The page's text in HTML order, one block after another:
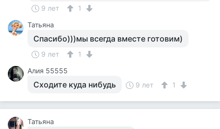
9 лет
1
Татьяна
Спасибо)))мы всегда вместе готовим)
9 лет
1
Алия 55555
Сходите куда нибудь 9 лет 1
Татьяна